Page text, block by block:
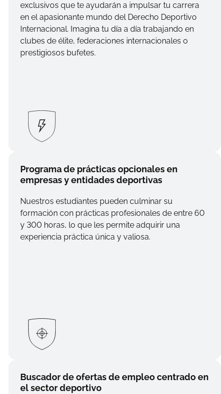
exclusivos que te ayudarán a impulsar tu carrera
en el apasionante mundo del Derecho Deportivo
Internacional. Imagina tu día a día trabajando en
clubes de élite, federaciones internacionales o
prestigiosos bufetes.
Programa de prácticas opcionales en
empresas y entidades deportivas
Nuestros estudiantes pueden culminar su
formación con prácticas profesionales de entre 60
y 300 horas, lo que les permite adquirir una
experiencia práctica única y valiosa.
Buscador de ofertas de empleo centrado en
el sector deportivo